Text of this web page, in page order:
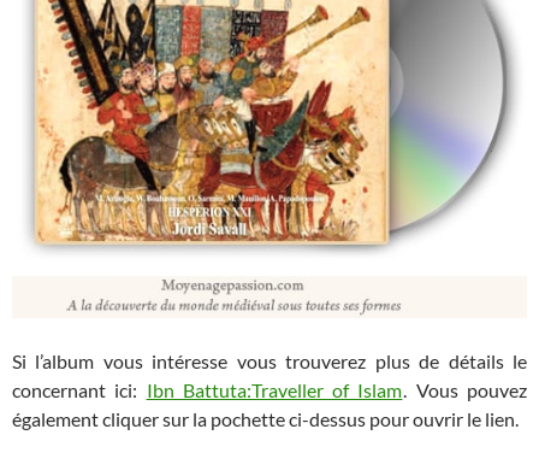
Si l’album vous intéresse vous trouverez plus de détails le
concernant ici: Ibn Battuta:Traveller of Islam. Vous pouvez
également cliquer sur la pochette ci-dessus pour ouvrir le lien.